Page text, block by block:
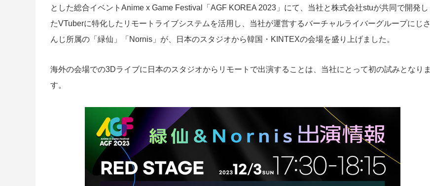
とした総合イベントAnime x Game Festival「AGF KOREA 2023」にて、当社と株式会社stuが共同で開発し
たVTuberに特化したリモートライブシステムを活用し、当社が運営するバーチャルライバーグループにじさ
んじ所属の「緑仙」「Nornis」が、日本のスタジオから韓国・KINTEXの会場を盛り上げました。
海外の会場での3Dライブに日本のスタジオからリモートで出演することは、当社にとって初の試みとなりま
す。